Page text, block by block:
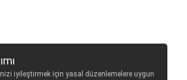
iyileştirmek için yasal düzenlemelere uygun